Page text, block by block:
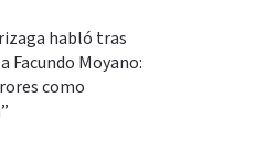
habló tras
Facundo Moyano:
como